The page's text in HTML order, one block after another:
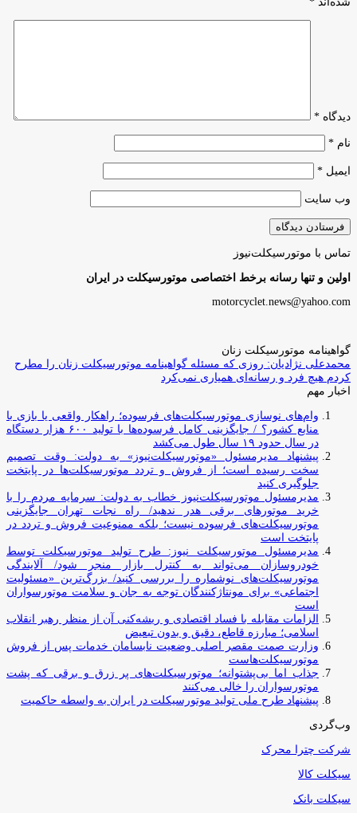
دیدگاه *
نام *
ایمیل *
وب‌ سایت
تماس با موتورسیکلت‌نیوز
اولین و تنها رسانه برخط اختصاصی موتورسیکلت در ایران
motorcyclet.news@yahoo.com
گواهینامه موتورسیکلت زنان
محمدعلی نژادیان: روزی که مسئله گواهینامه موتورسیکلت زنان را مطرح
کردم هیچ فرد و رسانه‌ای همیاری نمی‌کرد
اخبار مهم
وام‌های نوسازی موتورسیکلت‌های فرسوده؛ راهکار واقعی یا بازی با
منابع کشور؟ / جایگزینی کامل فرسوده‌ها با تولید ۶۰۰ هزار دستگاه
در سال حدود ۱۹ سال طول می‌کشد
پیشنهاد مدیرمسئول «موتورسیکلت‌نیوز» به دولت: وقت تصمیم
سخت رسیده است؛ از فروش و تردد موتورسیکلت‌ها در پایتخت
جلوگیری کنید
مدیرمسئول موتورسیکلت‌نیوز خطاب به دولت: سرمایه مردم را با
خرید موتورهای برقی هدر ندهید/ راه نجات تهران جایگزینی
موتورسیکلت‌های فرسوده نیست؛ بلکه ممنوعیت فروش و تردد در
پایتخت است
مدیرمسئول موتورسیکلت نیوز: طرح تولید موتورسیکلت توسط
خودروسازان می‌تواند به کنترل بازار منجر شود/ آلایندگی
موتورسیکلت‌های نوشماره را بررسی کنید/ بزرگ‌ترین «مسئولیت
اجتماعی» برای مونتاژکنندگان توجه به جان و سلامت موتورسواران
است
الزامات مقابله با فساد اقتصادی و ریشه‌کنی آن از منظر رهبر انقلاب
اسلامی؛ مبارزه قاطع، دقیق و بدون تبعیض
وزارت صمت مقصر اصلی وضعیت نابسامان خدمات پس از فروش
موتورسیکلت‌هاست
جذاب اما بی‌پشتوانه؛ موتورسیکلت‌های پر زرق‌ و برقی که پشت
موتورسواران را خالی می‌کنند
پیشنهاد طرح ملی تولید موتورسیکلت در ایران به واسطه حاکمیت
وب‌گردی
شرکت چترا محرک
سیکلت کالا
سیکلت بانک